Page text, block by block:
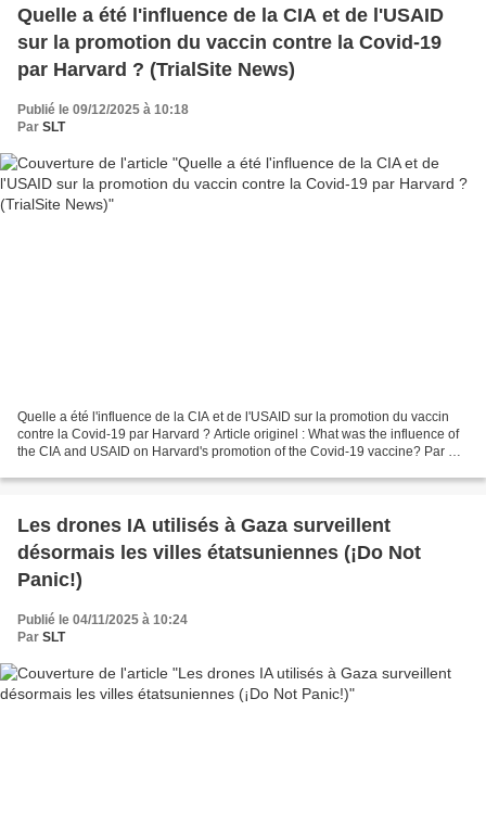
Quelle a été l'influence de la CIA et de l'USAID
sur la promotion du vaccin contre la Covid-19
par Harvard ? (TrialSite News)
Publié le 09/12/2025 à 10:18
Par SLT
Quelle a été l'influence de la CIA et de l'USAID sur la promotion du vaccin
contre la Covid-19 par Harvard ? Article originel : What was the influence of
the CIA and USAID on Harvard's promotion of the Covid-19 vaccine? Par Dr.
Les drones IA utilisés à Gaza surveillent
désormais les villes étatsuniennes (¡Do Not
Panic!)
Publié le 04/11/2025 à 10:24
Par SLT